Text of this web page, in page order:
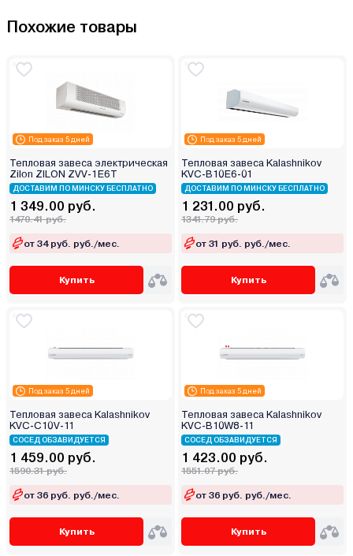
Похожие товары
Под заказ 5 дней
Тепловая завеса электрическая
Zilon ZILON ZVV-1E6T
ДОСТАВИМ ПО МИНСКУ БЕСПЛАТНО
1 349.00 руб.
1470.41 руб.
от 34 руб. руб./мес.
Купить
Под заказ 5 дней
Тепловая завеса Kalashnikov
KVC-B10E6-01
ДОСТАВИМ ПО МИНСКУ БЕСПЛАТНО
1 231.00 руб.
1341.79 руб.
от 31 руб. руб./мес.
Купить
Под заказ 5 дней
Тепловая завеса Kalashnikov
KVС-C10V-11
СОСЕД ОБЗАВИДУЕТСЯ
1 459.00 руб.
1590.31 руб.
от 36 руб. руб./мес.
Купить
Под заказ 5 дней
Тепловая завеса Kalashnikov
KVС-B10W8-11
СОСЕД ОБЗАВИДУЕТСЯ
1 423.00 руб.
1551.07 руб.
от 36 руб. руб./мес.
Купить